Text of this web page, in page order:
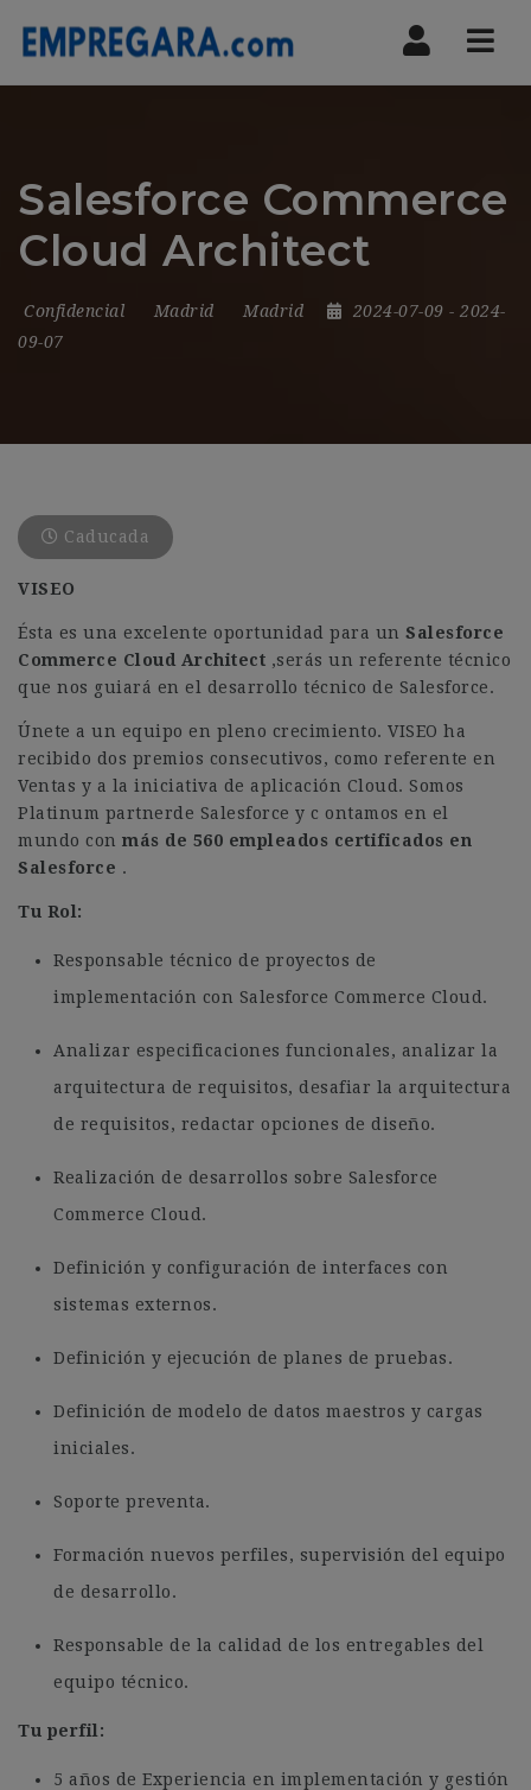
Salesforce Commerce
Cloud Architect
Confidencial Madrid Madrid 2024-07-09 - 2024-
09-07
Caducada
VISEO
Ésta es una excelente oportunidad para un Salesforce
Commerce Cloud Architect ,serás un referente técnico
que nos guiará en el desarrollo técnico de Salesforce.
Únete a un equipo en pleno crecimiento. VISEO ha
recibido dos premios consecutivos, como referente en
Ventas y a la iniciativa de aplicación Cloud. Somos
Platinum partnerde Salesforce y c ontamos en el
mundo con más de 560 empleados certificados en
Salesforce .
Tu Rol:
Responsable técnico de proyectos de
implementación con Salesforce Commerce Cloud.
Analizar especificaciones funcionales, analizar la
arquitectura de requisitos, desafiar la arquitectura
de requisitos, redactar opciones de diseño.
Realización de desarrollos sobre Salesforce
Commerce Cloud.
Definición y configuración de interfaces con
sistemas externos.
Definición y ejecución de planes de pruebas.
Definición de modelo de datos maestros y cargas
iniciales.
Soporte preventa.
Formación nuevos perfiles, supervisión del equipo
de desarrollo.
Responsable de la calidad de los entregables del
equipo técnico.
Tu perfil:
5 años de Experiencia en implementación y gestión